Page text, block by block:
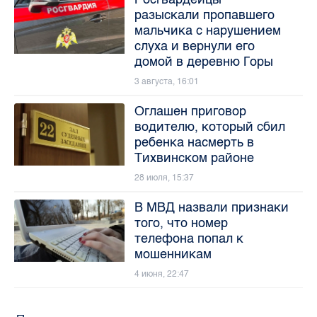
разыскали пропавшего
мальчика с нарушением
слуха и вернули его
домой в деревню Горы
3 августа, 16:01
Оглашен приговор
водителю, который сбил
ребенка насмерть в
Тихвинском районе
28 июля, 15:37
В МВД назвали признаки
того, что номер
телефона попал к
мошенникам
4 июня, 22:47